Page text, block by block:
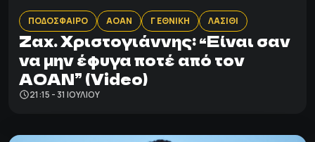
ΠΟΔΟΣΦΑΙΡΟ ΑΟΑΝ Γ ΕΘΝΙΚΗ ΛΑΣΙΘΙ
Zαχ. Χριστογιάννης: “Eίναι σαν
να μην έφυγα ποτέ από τον
ΑΟΑΝ” (Video)
21:15 - 31 ΙΟΥΛΊΟΥ